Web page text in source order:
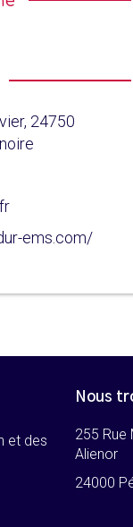
24750
ems.com/
et des
Nous
255 Rue
Alienor
24000